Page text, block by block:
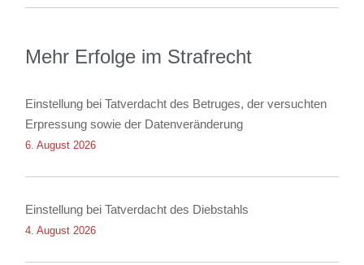
Mehr Erfolge im Strafrecht
Einstellung bei Tatverdacht des Betruges, der versuchten
Erpressung sowie der Datenveränderung
6. August 2026
Einstellung bei Tatverdacht des Diebstahls
4. August 2026